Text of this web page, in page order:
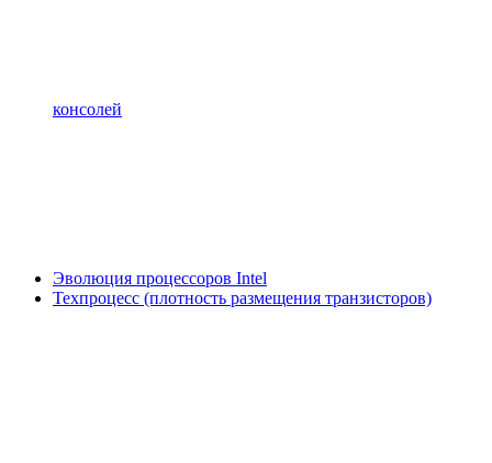
консолей
Эволюция процессоров Intel
Техпроцесс (плотность размещения транзисторов)